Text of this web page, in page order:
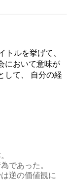
トルを挙げて、
において意味が
して、 自分の経
であった。
逆の価値観に